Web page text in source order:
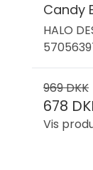
Candy
HALO
969 DKK
678
Vis